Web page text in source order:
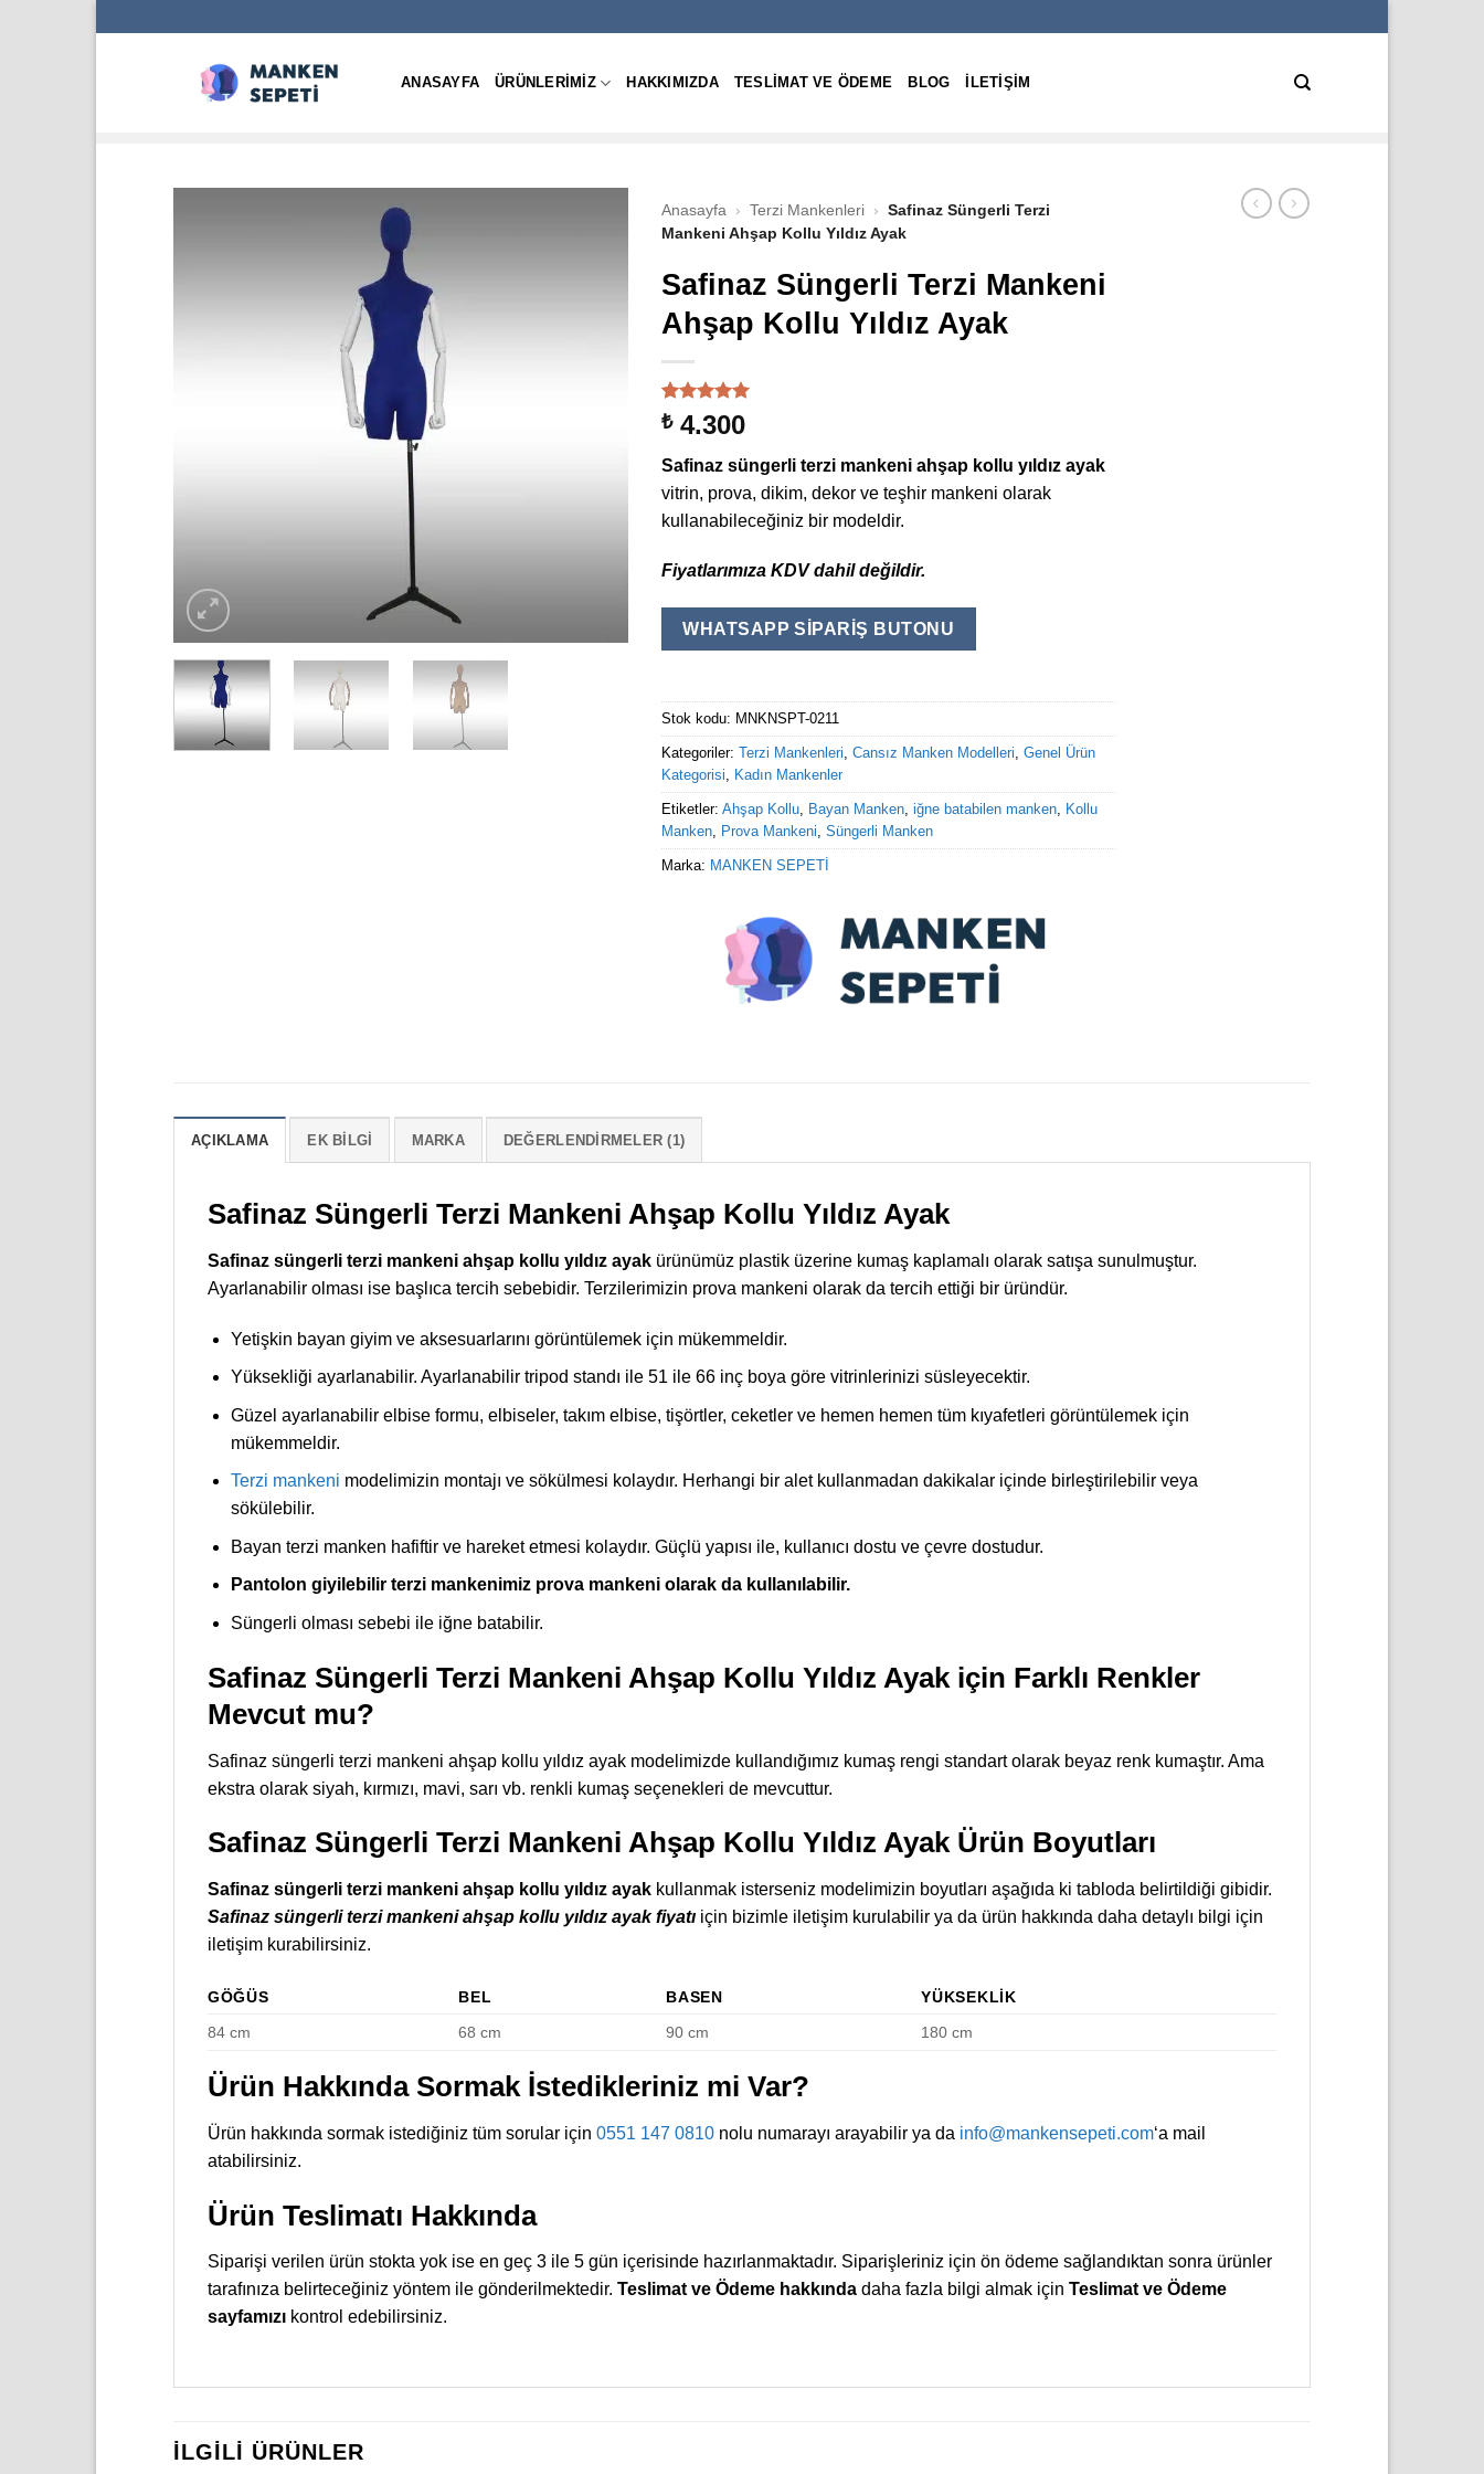
ANASAYFA ÜRÜNLERIMIZ HAKKIMIZDA TESLIMAT VE ÖDEME BLOG ILETIŞIM
Anasayfa › Terzi Mankenleri › Safinaz Süngerli Terzi
Mankeni Ahşap Kollu Yıldız Ayak
Safinaz Süngerli Terzi Mankeni
Ahşap Kollu Yıldız Ayak
1
müşteri
puanına
5 üzerinden
5puan aldı
₺4.300
Safinaz süngerli terzi mankeni ahşap kollu yıldız ayak
vitrin, prova, dikim, dekor ve teşhir mankeni olarak
kullanabileceğiniz bir modeldir.
Fiyatlarımıza KDV dahil değildir.
WHATSAPP SIPARIŞ BUTONU
Stok kodu: MNKNSPT-0211
Kategoriler: Terzi Mankenleri Cansız Manken Modelleri Genel Ürün
Kategorisi
Kadın Mankenler
Etiketler: Ahşap Kollu, Bayan Manken, iğne batabilen manken,
Kollu
Manken, Prova Mankeni Süngerli Manken
Marka: MANKEN SEPETİ
AÇIKLAMA EK BILGI MARKA DEĞERLENDIRMELER (1)
Safinaz Süngerli Terzi Mankeni Ahşap Kollu Yıldız Ayak
Safinaz süngerli terzi mankeni ahşap kollu yıldız ayak ürünümüz plastik üzerine kumaş kaplamalı olarak satışa sunulmuştur.
Ayarlanabilir olması ise başlıca tercih sebebidir. Terzilerimizin prova mankeni olarak da tercih ettiği bir üründür.
Yetişkin bayan giyim ve aksesuarlarını görüntülemek için mükemmeldir.
Yüksekliği ayarlanabilir. Ayarlanabilir tripod standı ile 51 ile 66 inç boya göre vitrinlerinizi süsleyecektir.
Güzel ayarlanabilir elbise formu, elbiseler, takım elbise, tişörtler, ceketler ve hemen hemen tüm kıyafetleri görüntülemek için
mükemmeldir.
Terzi mankeni modelimizin montajı ve sökülmesi kolaydır. Herhangi bir alet kullanmadan dakikalar içinde birleştirilebilir veya
sökülebilir.
Bayan terzi manken hafiftir ve hareket etmesi kolaydır. Güçlü yapısı ile, kullanıcı dostu ve çevre dostudur.
Pantolon giyilebilir terzi mankenimiz prova mankeni olarak da kullanılabilir.
Süngerli olması sebebi ile iğne batabilir.
Safinaz Süngerli Terzi Mankeni Ahşap Kollu Yıldız Ayak için Farklı Renkler
Mevcut mu?
Safinaz süngerli terzi mankeni ahşap kollu yıldız ayak modelimizde kullandığımız kumaş rengi standart olarak beyaz renk kumaştır. Ama
ekstra olarak siyah, kırmızı, mavi, sarı vb. renkli kumaş seçenekleri de mevcuttur.
Safinaz Süngerli Terzi Mankeni Ahşap Kollu Yıldız Ayak Ürün Boyutları
Safinaz süngerli terzi mankeni ahşap kollu yıldız ayak kullanmak isterseniz modelimizin boyutları aşağıda ki tabloda belirtildiği gibidir.
Safinaz süngerli terzi mankeni ahşap kollu yıldız ayak fiyatı için bizimle iletişim kurulabilir ya da ürün hakkında daha detaylı bilgi için
iletişim kurabilirsiniz.
GÖĞÜS BEL BASEN
YÜKSEKLIK
84 cm
68 cm 90 cm 180 cm
Ürün Hakkında Sormak İstedikleriniz mi Var?
Ürün hakkında sormak istediğiniz tüm sorular için 0551 147 0810 nolu numarayı arayabilir ya da info@mankensepeti.com‘a mail
atabilirsiniz.
Ürün Teslimatı Hakkında
Siparişi verilen ürün stokta yok ise en geç 3 ile 5 gün içerisinde hazırlanmaktadır. Siparişleriniz için ön ödeme sağlandıktan sonra ürünler
tarafınıza belirteceğiniz yöntem ile gönderilmektedir. Teslimat ve Ödeme hakkında daha fazla bilgi almak için Teslimat ve Ödeme
sayfamızı kontrol edebilirsiniz.
İLGILI ÜRÜNLER